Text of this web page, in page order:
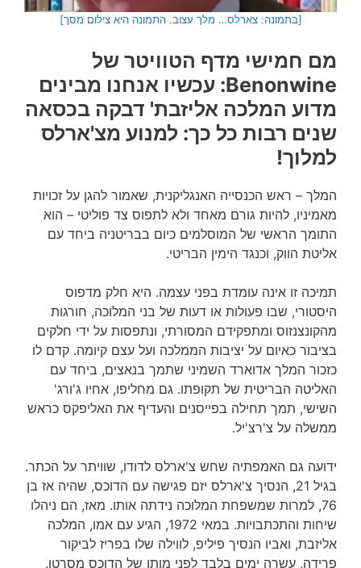
[בתמונה: צארלס… מלך עצוב. התמונה היא צילום מסך]
מם חמישי מדף הטוויטר של
Benonwine: עכשיו אנחנו מבינים
מדוע המלכה אליזבת' דבקה בכסאה
שנים רבות כל כך: למנוע מצ'ארלס
למלוך!
המלך – ראש הכנסייה האנגליקנית, שאמור להגן על זכויות
מאמיניו, להיות גורם מאחד ולא לתפוס צד פוליטי – הוא
התומך הראשי של המוסלמים כיום בבריטניה ביחד עם
אליטת הווק, וכנגד הימין הבריטי.
תמיכה זו אינה עומדת בפני עצמה. היא חלק מדפוס
היסטורי, שבו פעולות או דעות של בני המלוכה, חורגות
מהקונצנזוס ומתפקידם המסורתי, ונתפסות על ידי חלקים
בציבור כאיום על יציבות הממלכה ועל עצם קיומה. קדם לו
כזכור המלך אדוארד השמיני שתמך בנאצים, ביחד עם
האליטה הבריטית של תקופתו. גם מחליפו, אחיו ג'ורג'
השישי, תמך תחילה בפייסנים והעדיף את האליפקס כראש
ממשלה על צ'רצ'יל.
ידועה גם האמפתיה שחש צ'ארלס לדודו, שוויתר על הכתר.
בגיל 21, הנסיך צ'ארלס יזם פגישה עם הדוכס, שהיה אז בן
76, למרות שמשפחת המלוכה נידתה אותו. מאז, הם ניהלו
שיחות והתכתבויות. במאי 1972, הגיע עם אמו, המלכה
אליזבת, ואביו הנסיך פיליפ, לווילה שלו בפריז לביקור
פרידה, עשרה ימים בלבד לפני מותו של הדוכס מסרטן.